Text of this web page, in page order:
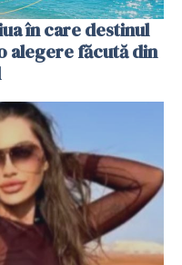
în care destinul
alegere făcută din